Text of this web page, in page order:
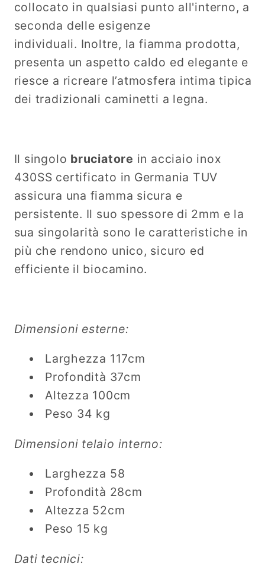
collocato in qualsiasi punto all'interno, a
seconda delle esigenze
individuali. Inoltre, la fiamma prodotta,
presenta un aspetto caldo ed elegante e
riesce a ricreare l’atmosfera intima tipica
dei tradizionali caminetti a legna.
Il singolo bruciatore in acciaio inox
430SS certificato in Germania TUV
assicura una fiamma sicura e
persistente. Il suo spessore di 2mm e la
sua singolarità sono le caratteristiche in
più che rendono unico, sicuro ed
efficiente il biocamino.
Dimensioni esterne:
Larghezza 117cm
Profondità 37cm
Altezza 100cm
Peso 34 kg
Dimensioni telaio interno:
Larghezza 58
Profondità 28cm
Altezza 52cm
Peso 15 kg
Dati tecnici: